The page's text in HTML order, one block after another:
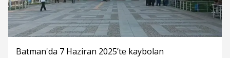
Batman'da 7 Haziran 2025’te kaybolan